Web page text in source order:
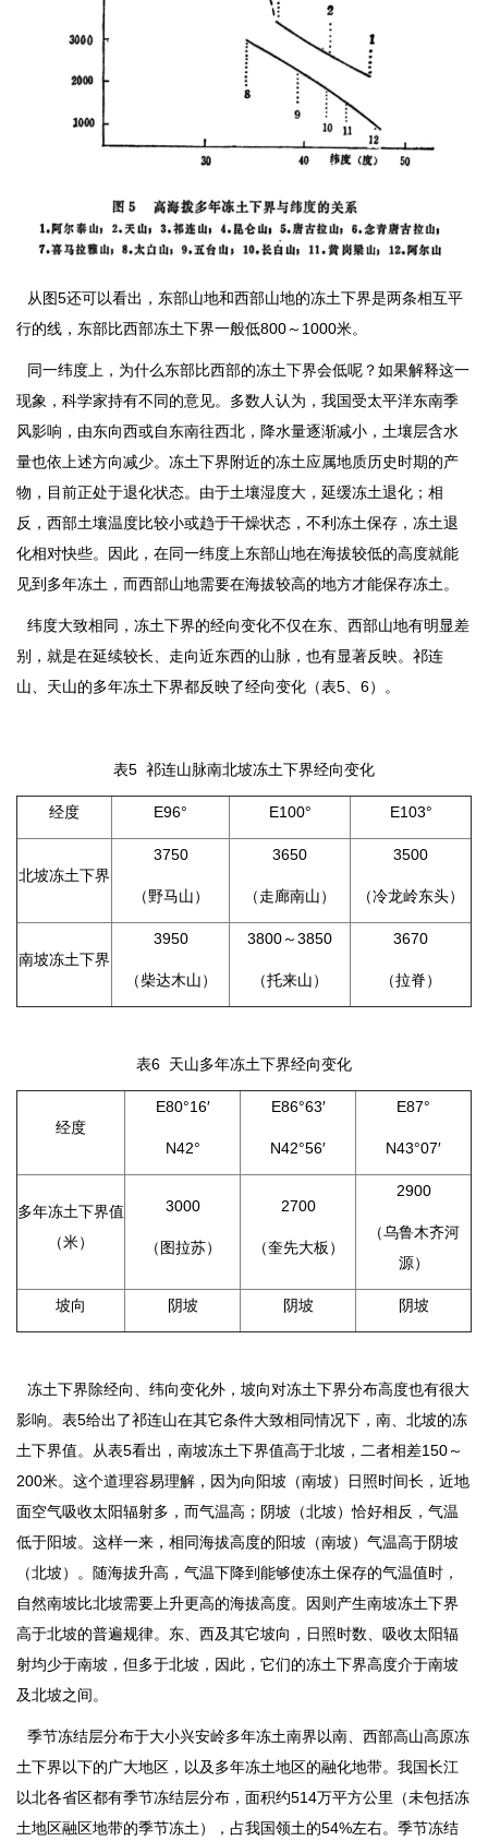
从图5还可以看出，东部山地和西部山地的冻土下界是两条相互平
行的线，东部比西部冻土下界一般低800～1000米。
同一纬度上，为什么东部比西部的冻土下界会低呢？如果解释这一
现象，科学家持有不同的意见。多数人认为，我国受太平洋东南季
风影响，由东向西或自东南往西北，降水量逐渐减小，土壤层含水
量也依上述方向减少。冻土下界附近的冻土应属地质历史时期的产
物，目前正处于退化状态。由于土壤湿度大，延缓冻土退化；相
反，西部土壤温度比较小或趋于干燥状态，不利冻土保存，冻土退
化相对快些。因此，在同一纬度上东部山地在海拔较低的高度就能
见到多年冻土，而西部山地需要在海拔较高的地方才能保存冻土。
纬度大致相同，冻土下界的经向变化不仅在东、西部山地有明显差
别，就是在延续较长、走向近东西的山脉，也有显著反映。祁连
山、天山的多年冻土下界都反映了经向变化（表5、6）。
表5 祁连山脉南北坡冻土下界经向变化
经度 E96° E100° E103°
北坡冻土下界
3750
（野马山）
3650
（走廊南山）
3500
（冷龙岭东头）
南坡冻土下界
3950
（柴达木山）
3800～3850
（托来山）
3670
（拉脊）
表6 天山多年冻土下界经向变化
经度
E80°16′
N42°
E86°63′
N42°56′
E87°
N43°07′
多年冻土下界值
（米）
3000
（图拉苏）
2700
（奎先大板）
2900
（乌鲁木齐河
源）
坡向 阴坡 阴坡 阴坡
冻土下界除经向、纬向变化外，坡向对冻土下界分布高度也有很大
影响。表5给出了祁连山在其它条件大致相同情况下，南、北坡的冻
土下界值。从表5看出，南坡冻土下界值高于北坡，二者相差150～
200米。这个道理容易理解，因为向阳坡（南坡）日照时间长，近地
面空气吸收太阳辐射多，而气温高；阴坡（北坡）恰好相反，气温
低于阳坡。这样一来，相同海拔高度的阳坡（南坡）气温高于阴坡
（北坡）。随海拔升高，气温下降到能够使冻土保存的气温值时，
自然南坡比北坡需要上升更高的海拔高度。因则产生南坡冻土下界
高于北坡的普遍规律。东、西及其它坡向，日照时数、吸收太阳辐
射均少于南坡，但多于北坡，因此，它们的冻土下界高度介于南坡
及北坡之间。
季节冻结层分布于大小兴安岭多年冻土南界以南、西部高山高原冻
土下界以下的广大地区，以及多年冻土地区的融化地带。我国长江
以北各省区都有季节冻结层分布，面积约514万平方公里（未包括冻
土地区融区地带的季节冻土），占我国领土的54%左右。季节冻结